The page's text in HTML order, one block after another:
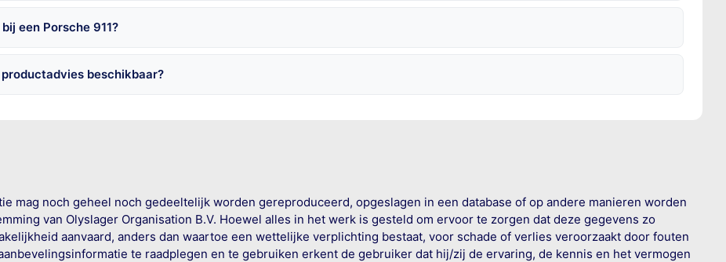
een Porsche 911?
beschikbaar?
mag noch geheel noch gedeeltelijk worden gereproduceerd, opgeslagen in een database of op andere manieren worden
van Olyslager Organisation B.V. Hoewel alles in het werk is gesteld om ervoor te zorgen dat deze gegevens zo
aanvaard, anders dan waartoe een wettelijke verplichting bestaat, voor schade of verlies veroorzaakt door fouten
te raadplegen en te gebruiken erkent de gebruiker dat hij/zij de ervaring, de kennis en het vermogen